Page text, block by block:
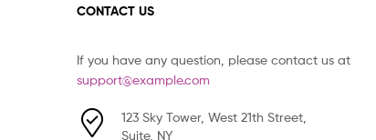
CONTACT US
If you have any question, please contact us at
support@example.com
123 Sky Tower, West 21th Street,
Suite, NY